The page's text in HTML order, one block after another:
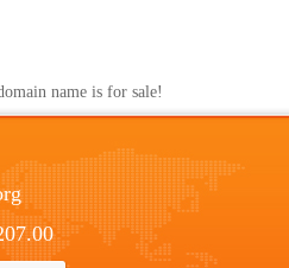
name is for sale!